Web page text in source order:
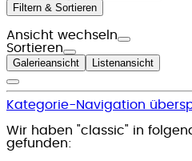
Filtern & Sortieren
Ansicht wechseln
Sortieren
Galerieansicht Listenansicht
Kategorie-Navigation
Wir haben "classic" in
gefunden: